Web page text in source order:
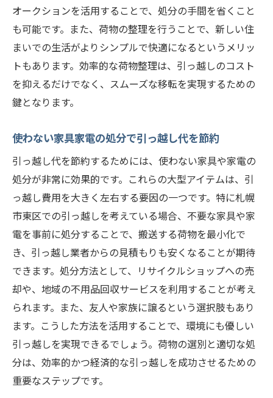
オークションを活用することで、処分の手間を省くこと
も可能です。また、荷物の整理を行うことで、新しい住
まいでの生活がよりシンプルで快適になるというメリッ
トもあります。効率的な荷物整理は、引っ越しのコスト
を抑えるだけでなく、スムーズな移転を実現するための
鍵となります。
使わない家具家電の処分で引っ越し代を節約
引っ越し代を節約するためには、使わない家具や家電の
処分が非常に効果的です。これらの大型アイテムは、引
っ越し費用を大きく左右する要因の一つです。特に札幌
市東区での引っ越しを考えている場合、不要な家具や家
電を事前に処分することで、搬送する荷物を最小化で
き、引っ越し業者からの見積もりも安くなることが期待
できます。処分方法として、リサイクルショップへの売
却や、地域の不用品回収サービスを利用することが考え
られます。また、友人や家族に譲るという選択肢もあり
ます。こうした方法を活用することで、環境にも優しい
引っ越しを実現できるでしょう。荷物の選別と適切な処
分は、効率的かつ経済的な引っ越しを成功させるための
重要なステップです。